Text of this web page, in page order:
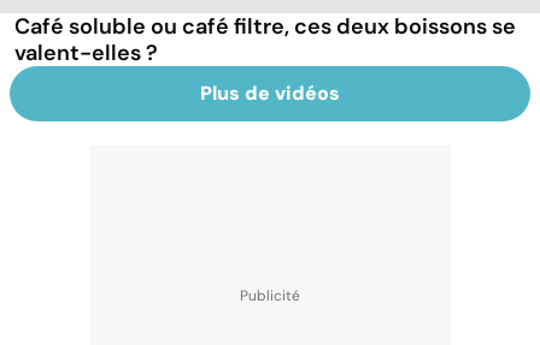
Café soluble ou café filtre, ces deux boissons se
valent-elles ?
Plus de vidéos